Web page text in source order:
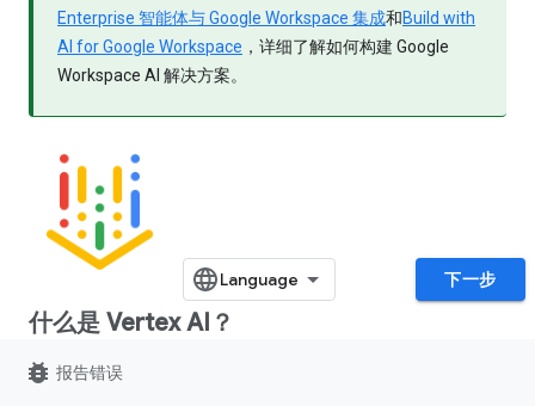
Enterprise 智能体与 Google Workspace 集成和Build with
AI for Google Workspace ，详细了解如何构建 Google
Workspace AI 解决方案。
什么是 Vertex AI？
Vertex AI 是 Google Cloud 的统一开发平台，用于构建、部署和
下一步
bug_report 报告错误